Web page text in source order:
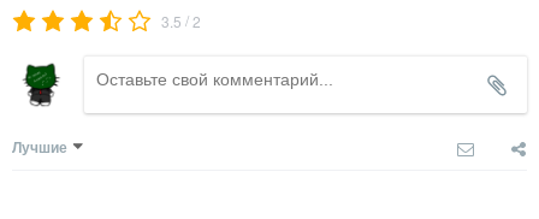
3.5 /2
Лучшие